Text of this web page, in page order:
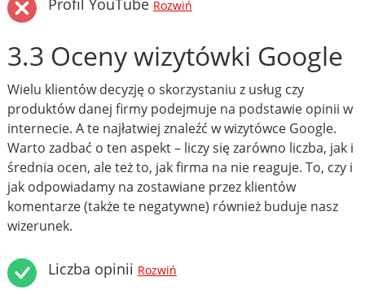
Profil YouTube Rozwiń
3.3 Oceny wizytówki Google
Wielu klientów decyzję o skorzystaniu z usług czy
produktów danej firmy podejmuje na podstawie opinii w
internecie. A te najłatwiej znaleźć w wizytówce Google.
Warto zadbać o ten aspekt – liczy się zarówno liczba, jak i
średnia ocen, ale też to, jak firma na nie reaguje. To, czy i
jak odpowiadamy na zostawiane przez klientów
komentarze (także te negatywne) również buduje nasz
wizerunek.
Liczba opinii Rozwiń